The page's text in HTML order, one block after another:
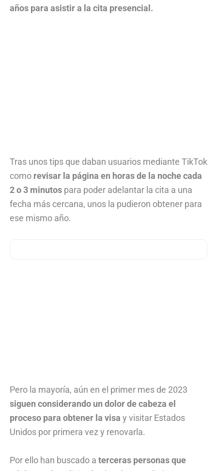
años para asistir a la cita presencial.
Tras unos tips que daban usuarios mediante TikTok
como revisar la página en horas de la noche cada
2 o 3 minutos para poder adelantar la cita a una
fecha más cercana, unos la pudieron obtener para
ese mismo año.
Pero la mayoría, aún en el primer mes de 2023
siguen considerando un dolor de cabeza el
proceso para obtener la visa y visitar Estados
Unidos por primera vez y renovarla.
Por ello han buscado a terceras personas que